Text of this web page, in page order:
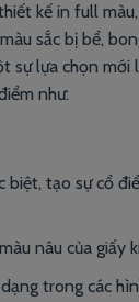
kế in full
sắc bị bể,
sự lựa chọn mới
như:
biệt, tạo sự cổ
nâu của giấy
trong các